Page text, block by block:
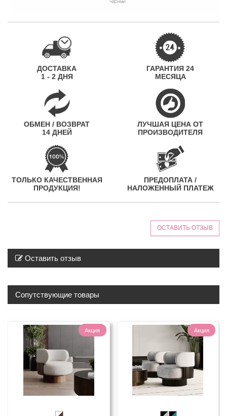
ДОСТАВКА
1 - 2 ДНЯ
ГАРАНТИЯ 24
МЕСЯЦА
ОБМЕН / ВОЗВРАТ
14 ДНЕЙ
ЛУЧШАЯ ЦЕНА ОТ
ПРОИЗВОДИТЕЛЯ
ТОЛЬКО КАЧЕСТВЕННАЯ
ПРОДУКЦИЯ!
ПРЕДОПЛАТА /
НАЛОЖЕННЫЙ ПЛАТЕЖ
ОСТАВИТЬ ОТЗЫВ
Оставить отзыв
Сопутствующие товары
Акция Акция